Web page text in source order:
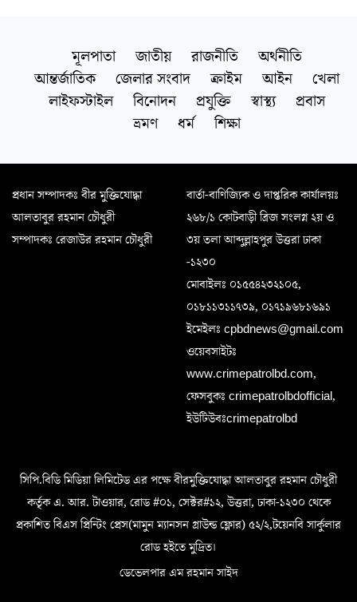
মূলপাতা জাতীয় রাজনীতি
অর্থনীতি
আন্তর্জাতিক
জেলার সংবাদ ক্রাইম আইন
খেলা
লাইফস্টাইল
বিনোদন প্রযুক্তি স্বাস্থ্য
প্রবাস
ভ্রমণ
ধর্ম শিক্ষা
প্রধান সম্পাদকঃ বীর মুক্তিযোদ্ধা
আলতাবুর রহমান চৌধুরী
সম্পাদকঃ রেজাউর রহমান চৌধুরী
বার্তা-বাণিজ্যিক ও দাপ্তরিক কার্যালয়ঃ
২৬৮/১ কোটবাড়ী ব্রিজ সংলগ্ন ২য় ও
৩য় তলা আব্দুল্লাহপুর উত্তরা ঢাকা
-১২৩০
মোবাইলঃ ০১৫৫৪২৩২১০৫,
০১৮১১৩১১৭৩৯, ০১৭১৯৬৮১৬৯১
ইমেইলঃ cpbdnews@gmail.com
ওয়েবসাইটঃ
www.crimepatrolbd.com,
ফেসবুকঃ crimepatrolbdofficial,
ইউটিউবঃcrimepatrolbd
সিপি.বিডি মিডিয়া লিমিটেড এর পক্ষে বীরমুক্তিযোদ্ধা আলতাবুর রহমান চৌধুরী
কর্তৃক এ. আর. টাওয়ার, রোড #০১, সেক্টর#১২, উত্তরা, ঢাকা-১২৩০ থেকে
প্রকাশিত বিএস প্রিন্টিং প্রেস(মামুন ম্যানসন গ্রাউন্ড ফ্লোর) ৫২/২,টয়েনবি সার্কুলার
রোড হইতে মুদ্রিত।
ডেভেলপার এম রহমান সাইদ